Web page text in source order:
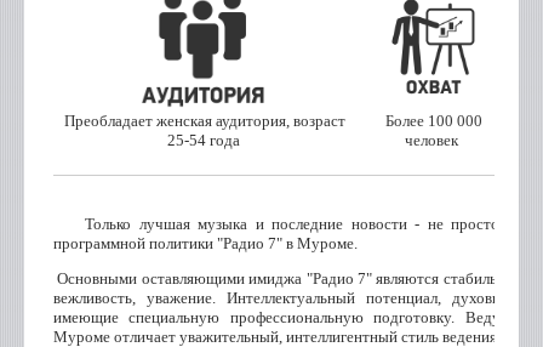
Преобладает женская аудитория, возраст
25-54 года
Более 100 000
человек
Только лучшая музыка и последние новости - не просто
программной политики "Радио 7" в Муроме.
Основными оставляющими имиджа "Радио 7" являются стабильность,
вежливость, уважение. Интеллектуальный потенциал, духовную
имеющие специальную профессиональную подготовку.
Муроме отличает уважительный, интеллигентный стиль ведения